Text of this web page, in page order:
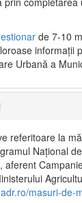
de 7-10
informații
Urbană a
referitoare la
Național
aferent
masuri-de-